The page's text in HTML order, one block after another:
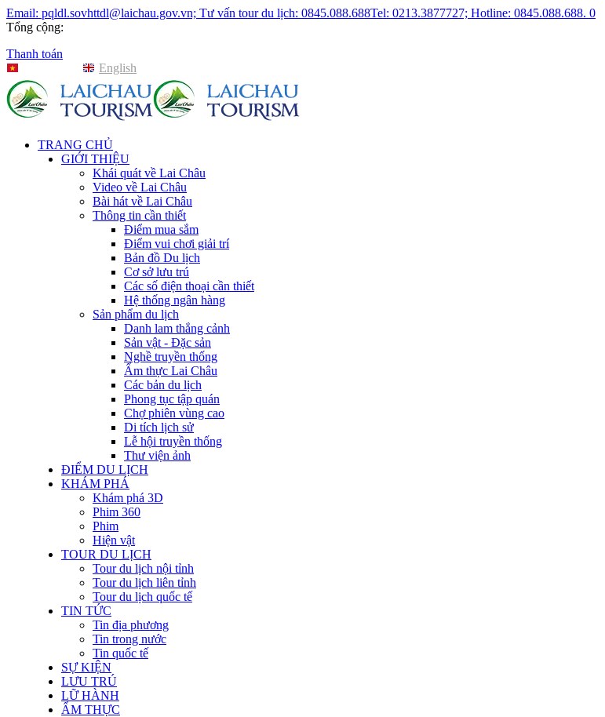
Email: pqldl.sovhttdl@laichau.gov.vn; Tư vấn tour du lịch: 0845.088.688Tel: 0213.3877727; Hotline: 0845.088.688. 0
Tổng cộng:
Thanh toán
English
TRANG CHỦ
GIỚI THIỆU
Khái quát về Lai Châu
Video về Lai Châu
Bài hát về Lai Châu
Thông tin cần thiết
Điểm mua sắm
Điểm vui chơi giải trí
Bản đồ Du lịch
Cơ sở lưu trú
Các số điện thoại cần thiết
Hệ thống ngân hàng
Sản phẩm du lịch
Danh lam thắng cảnh
Sản vật - Đặc sản
Nghề truyền thống
Ẩm thực Lai Châu
Các bản du lịch
Phong tục tập quán
Chợ phiên vùng cao
Di tích lịch sử
Lễ hội truyền thống
Thư viện ảnh
ĐIỂM DU LỊCH
KHÁM PHÁ
Khám phá 3D
Phim 360
Phim
Hiện vật
TOUR DU LỊCH
Tour du lịch nội tỉnh
Tour du lịch liên tỉnh
Tour du lịch quốc tế
TIN TỨC
Tin địa phương
Tin trong nước
Tin quốc tế
SỰ KIỆN
LƯU TRÚ
LỮ HÀNH
ẨM THỰC